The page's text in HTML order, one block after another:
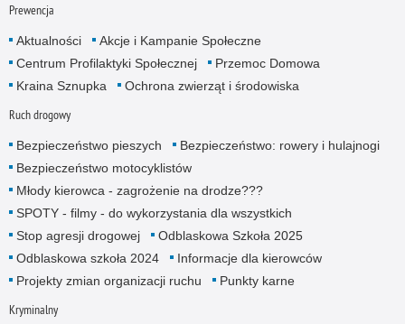
Prewencja
Aktualności
Akcje i Kampanie Społeczne
Centrum Profilaktyki Społecznej
Przemoc Domowa
Kraina Sznupka
Ochrona zwierząt i środowiska
Ruch drogowy
Bezpieczeństwo pieszych
Bezpieczeństwo: rowery i hulajnogi
Bezpieczeństwo motocyklistów
Młody kierowca - zagrożenie na drodze???
SPOTY - filmy - do wykorzystania dla wszystkich
Stop agresji drogowej
Odblaskowa Szkoła 2025
Odblaskowa szkoła 2024
Informacje dla kierowców
Projekty zmian organizacji ruchu
Punkty karne
Kryminalny